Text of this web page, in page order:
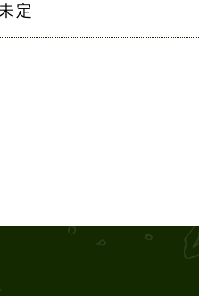
定
M'S –